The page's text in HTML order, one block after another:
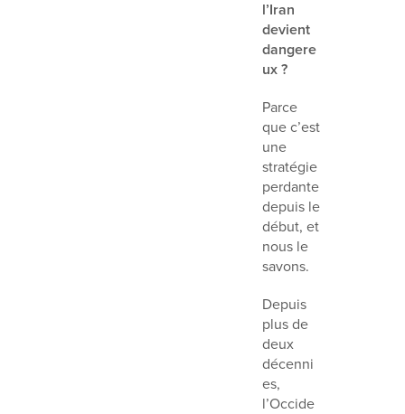
l’Iran
devient
dangere
ux ?
Parce
que c’est
une
stratégie
perdante
depuis le
début, et
nous le
savons.
Depuis
plus de
deux
décenni
es,
l’Occide